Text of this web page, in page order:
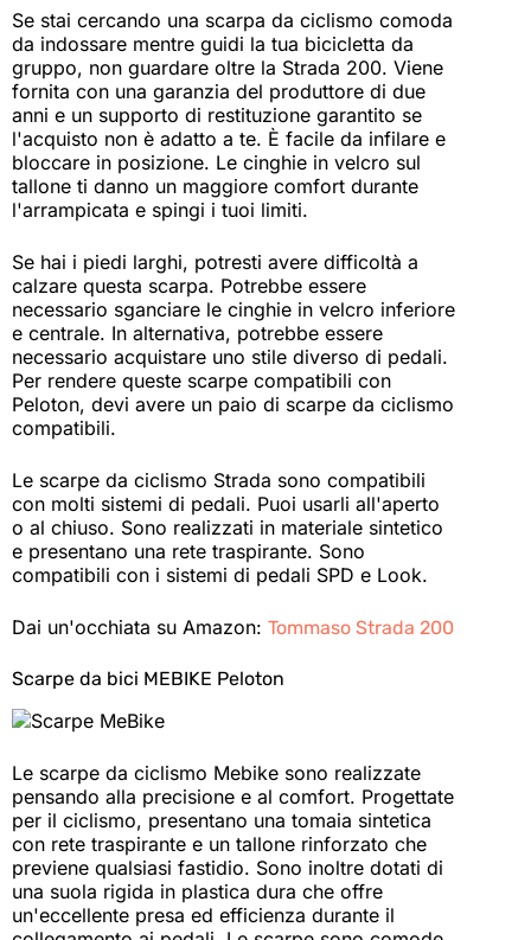
Se stai cercando una scarpa da ciclismo comoda
da indossare mentre guidi la tua bicicletta da
gruppo, non guardare oltre la Strada 200. Viene
fornita con una garanzia del produttore di due
anni e un supporto di restituzione garantito se
l'acquisto non è adatto a te. È facile da infilare e
bloccare in posizione. Le cinghie in velcro sul
tallone ti danno un maggiore comfort durante
l'arrampicata e spingi i tuoi limiti.
Se hai i piedi larghi, potresti avere difficoltà a
calzare questa scarpa. Potrebbe essere
necessario sganciare le cinghie in velcro inferiore
e centrale. In alternativa, potrebbe essere
necessario acquistare uno stile diverso di pedali.
Per rendere queste scarpe compatibili con
Peloton, devi avere un paio di scarpe da ciclismo
compatibili.
Le scarpe da ciclismo Strada sono compatibili
con molti sistemi di pedali. Puoi usarli all'aperto
o al chiuso. Sono realizzati in materiale sintetico
e presentano una rete traspirante. Sono
compatibili con i sistemi di pedali SPD e Look.
Dai un'occhiata su Amazon: Tommaso Strada 200
Scarpe da bici MEBIKE Peloton
Le scarpe da ciclismo Mebike sono realizzate
pensando alla precisione e al comfort. Progettate
per il ciclismo, presentano una tomaia sintetica
con rete traspirante e un tallone rinforzato che
previene qualsiasi fastidio. Sono inoltre dotati di
una suola rigida in plastica dura che offre
un'eccellente presa ed efficienza durante il